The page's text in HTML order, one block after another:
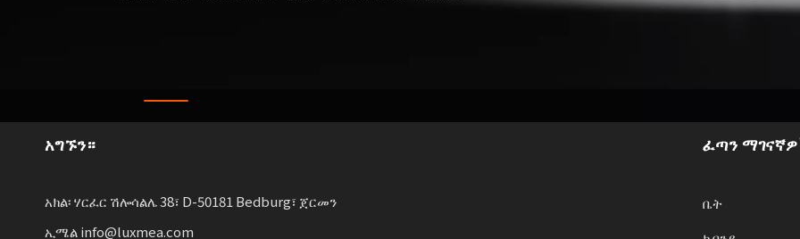
አግኙን።
አክል፡ ሃርፈር ሽሎሳልሌ 38፣ D-50181 Bedburg፣ ጀርመን
ኢሜል info@luxmea.com
ፈጣን
ቤት